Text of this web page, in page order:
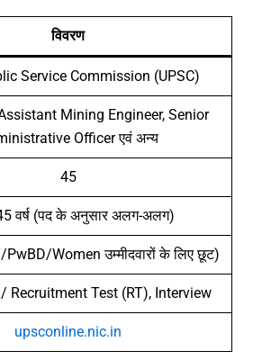
विवरण
Service Commission (UPSC)
Mining Engineer, Senior
Officer एवं अन्य
45
वर्ष (पद के अनुसार अलग-अलग)
Women उम्मीदवारों के लिए छूट)
Recruitment Test (RT), Interview
upsconline.nic.in